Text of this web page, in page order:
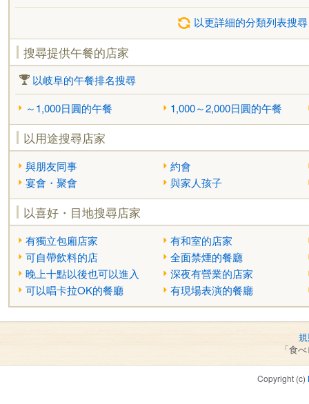
以更詳細的分類列表搜尋
搜尋提供午餐的店家
以岐阜的午餐排名搜尋
～1,000日圓的午餐
1,000～2,000日圓的午餐
以用途搜尋店家
與朋友同事
約會
宴會・聚會
與家人孩子
以喜好・目地搜尋店家
有獨立包廂店家
有和室的店家
可自帶飲料的店
全面禁煙的餐廳
晚上十點以後也可以進入
深夜有營業的店家
可以唱卡拉OK的餐廳
有現場表演的餐廳
「食
Copyright (c)